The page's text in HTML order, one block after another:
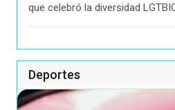
que celebró la diversidad
Deportes